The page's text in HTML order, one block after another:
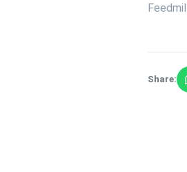
Share: